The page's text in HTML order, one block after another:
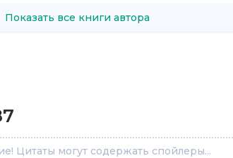
Показать все книги автора
Цитаты могут содержать спойлеры...